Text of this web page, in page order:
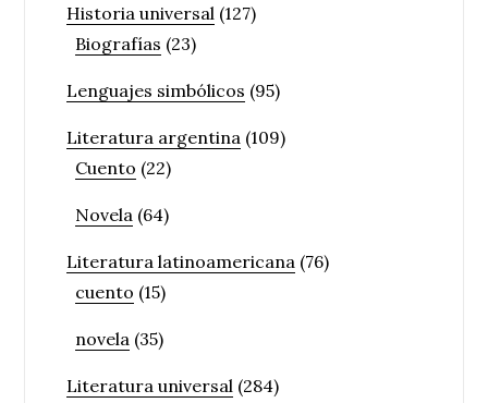
Historia universal (127)
Biografías (23)
Lenguajes simbólicos (95)
Literatura argentina (109)
Cuento (22)
Novela (64)
Literatura latinoamericana (76)
cuento (15)
novela (35)
Literatura universal (284)